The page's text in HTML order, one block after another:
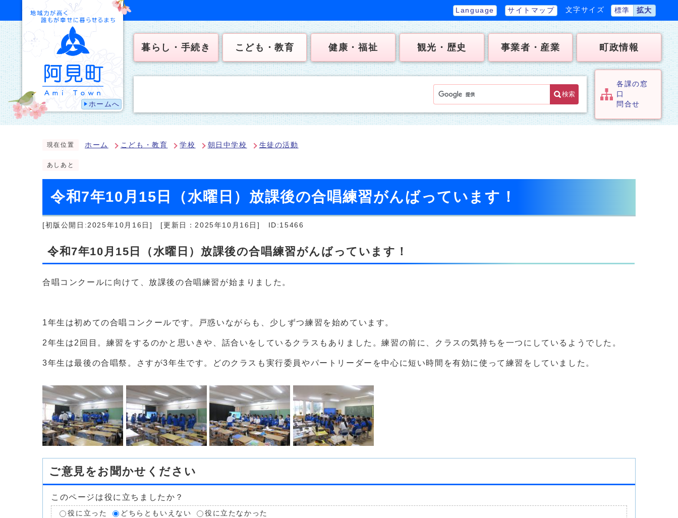
ホームへ
Language サイトマップ 文字サイズ 標準 拡大
暮らし・手続き こども・教育 健康・福祉 観光・歴史 事業者・産業 町政情報
検索
各課の窓
口
問合せ
現在位置 ホーム こども・教育 学校 朝日中学校 生徒の活動
あしあと
令和7年10月15日（水曜日）放課後の合唱練習がんばっています！
[初版公開日:2025年10月16日] [更新日：2025年10月16日] ID:15466
令和7年10月15日（水曜日）放課後の合唱練習がんばっています！
合唱コンクールに向けて、放課後の合唱練習が始まりました。
1年生は初めての合唱コンクールです。戸惑いながらも、少しずつ練習を始めています。
2年生は2回目。練習をするのかと思いきや、話合いをしているクラスもありました。練習の前に、クラスの気持ちを一つにしているようでした。
3年生は最後の合唱祭。さすが3年生です。どのクラスも実行委員やパートリーダーを中心に短い時間を有効に使って練習をしていました。
ご意見をお聞かせください
このページは役に立ちましたか？
役に立った どちらともいえない 役に立たなかった